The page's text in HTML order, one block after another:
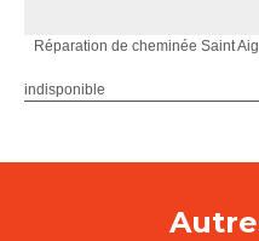
Réparation de cheminée Saint
indisponible